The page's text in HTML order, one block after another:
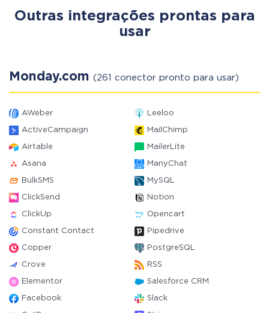
Outras integrações prontas para
usar
Monday.com (261 conector pronto para usar)
AWeber Leeloo
ActiveCampaign MailChimp
Airtable MailerLite
Asana ManyChat
BulkSMS MySQL
ClickSend Notion
ClickUp Opencart
Constant Contact Pipedrive
Copper PostgreSQL
Crove RSS
Elementor Salesforce CRM
Facebook Slack